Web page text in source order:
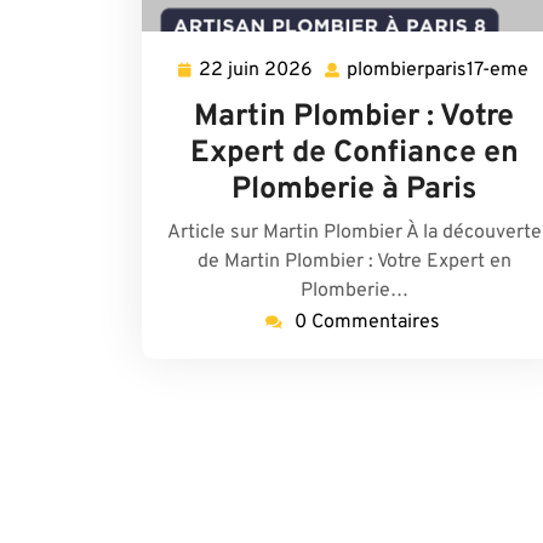
22 juin 2026 22
juin
2026
plombierparis17-eme
Martin Plombier : Votre
Expert de Confiance en
Plomberie à Paris
Article sur Martin Plombier À la découverte
de Martin Plombier : Votre Expert en
Plomberie…
0 Commentaires